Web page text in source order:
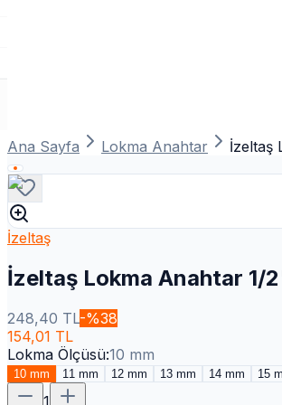
Ana Sayfa Lokma Anahtar İzeltaş
İzeltaş
İzeltaş Lokma Anahtar 1/
248,40 TL-%38
154,01 TL
Lokma Ölçüsü:10 mm
10 mm 11 mm 12 mm 13 mm 14 mm 15
1